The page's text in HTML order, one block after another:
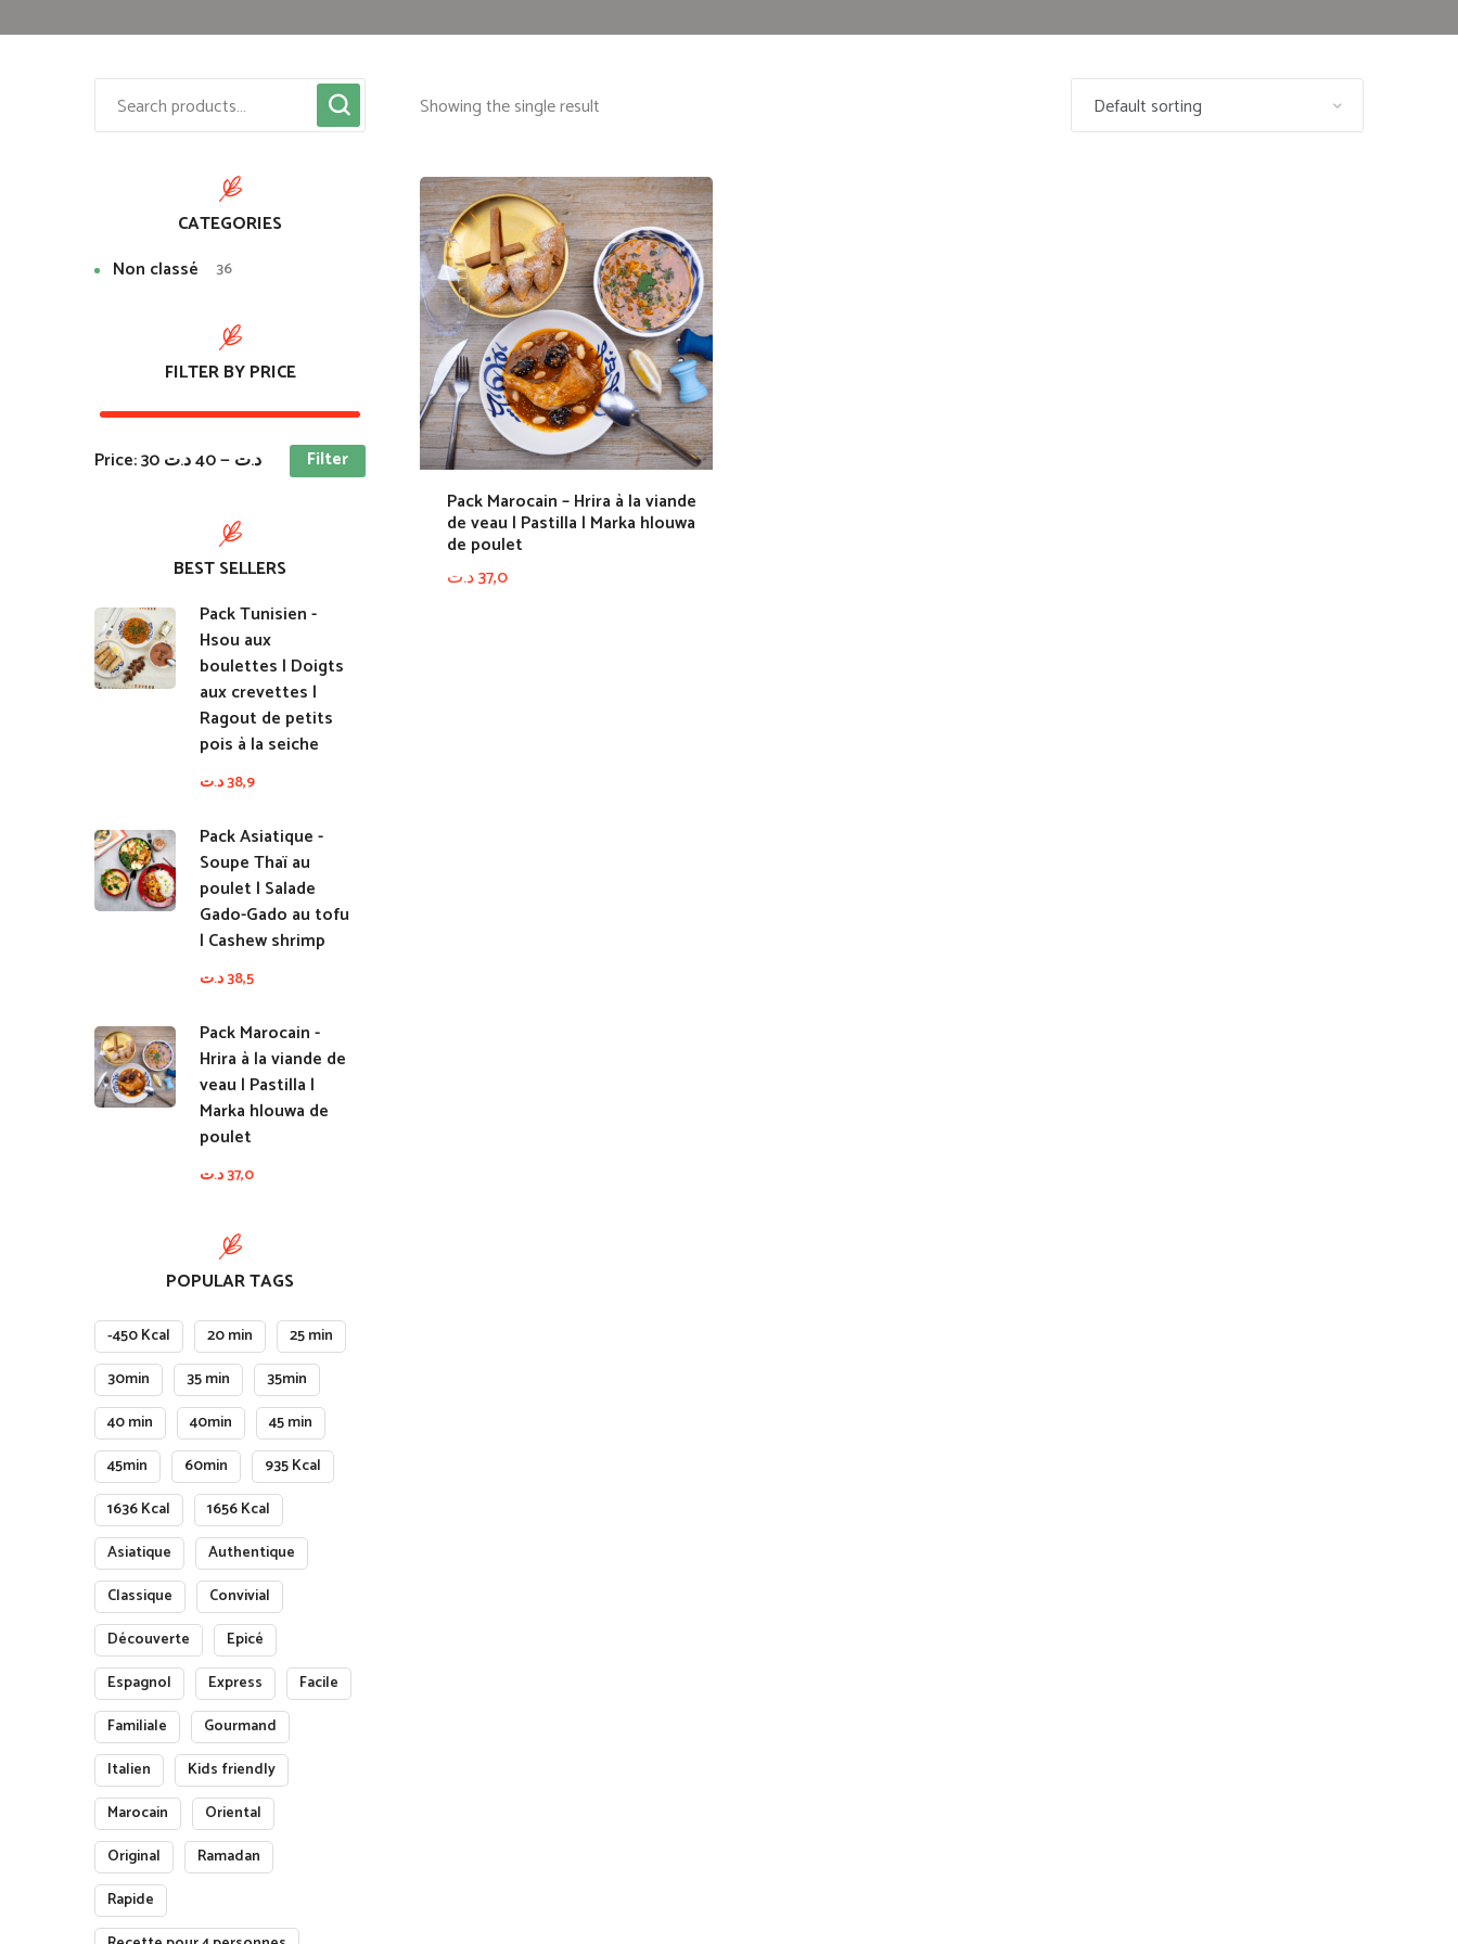
Showing the single result
Pack Marocain – Hrira à la viande
de veau | Pastilla | Marka hlouwa
de poulet
37,0د.ت
CATEGORIES
Non classé
36
FILTER BY PRICE
Filter
Price: 30 د.ت—40 د.ت
BEST SELLERS
Pack Tunisien -
Hsou aux
boulettes | Doigts
aux crevettes |
Ragout de petits
pois à la seiche
38,9د.ت
Pack Asiatique -
Soupe Thaï au
poulet | Salade
Gado-Gado au tofu
| Cashew shrimp
38,5د.ت
Pack Marocain -
Hrira à la viande de
veau | Pastilla |
Marka hlouwa de
poulet
37,0د.ت
POPULAR TAGS
-450 Kcal 20 min
25 min
30min
35 min
35min
40 min
40min
45 min
45min
60min
935 Kcal
1636 Kcal
1656 Kcal
Asiatique
Authentique
Classique
Convivial
Découverte
Epicé
Espagnol
Express
Facile
Familiale
Gourmand
Italien
Kids friendly
Marocain
Oriental
Original
Ramadan
Rapide